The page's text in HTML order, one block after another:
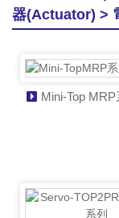
器(Actuator) >
Mini-Top MRP